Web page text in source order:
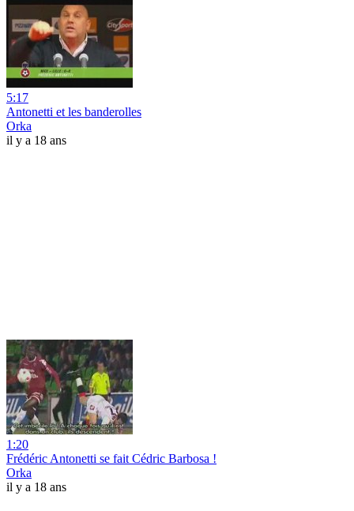
5:17
Antonetti et les banderolles
Orka
il y a 18 ans
1:20
Frédéric Antonetti se fait Cédric Barbosa !
Orka
il y a 18 ans